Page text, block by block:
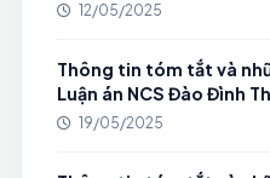
12/05/2025
Thông tin tóm tắt và
Luận án NCS Đào Đình
19/05/2025